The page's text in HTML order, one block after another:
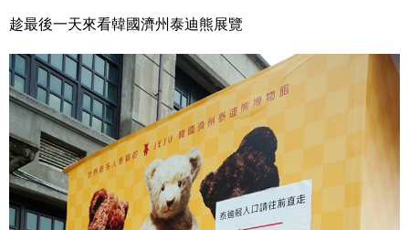
趁最後一天來看韓國濟州泰迪熊展覽